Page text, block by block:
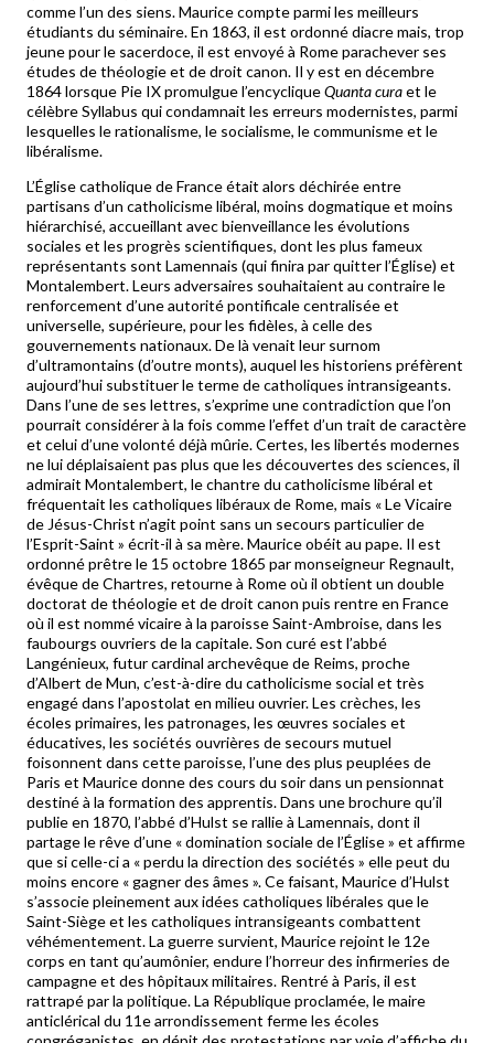
comme l’un des siens. Maurice compte parmi les meilleurs
étudiants du séminaire. En 1863, il est ordonné diacre mais, trop
jeune pour le sacerdoce, il est envoyé à Rome parachever ses
études de théologie et de droit canon. Il y est en décembre
1864 lorsque Pie IX promulgue l’encycliqueQuanta curaet le
célèbre Syllabus qui condamnait les erreurs modernistes, parmi
lesquelles le rationalisme, le socialisme, le communisme et le
libéralisme.
L’Église catholique de France était alors déchirée entre
partisans d’un catholicisme libéral, moins dogmatique et moins
hiérarchisé, accueillant avec bienveillance les évolutions
sociales et les progrès scientifiques, dont les plus fameux
représentants sont Lamennais (qui finira par quitter l’Église) et
Montalembert. Leurs adversaires souhaitaient au contraire le
renforcement d’une autorité pontificale centralisée et
universelle, supérieure, pour les fidèles, à celle des
gouvernements nationaux. De là venait leur surnom
d’ultramontains (d’outre monts), auquel les historiens préfèrent
aujourd’hui substituer le terme de catholiques intransigeants.
Dans l’une de ses lettres, s’exprime une contradiction que l’on
pourrait considérer à la fois comme l’effet d’un trait de caractère
et celui d’une volonté déjà mûrie. Certes, les libertés modernes
ne lui déplaisaient pas plus que les découvertes des sciences, il
admirait Montalembert, le chantre du catholicisme libéral et
fréquentait les catholiques libéraux de Rome, mais « Le Vicaire
de Jésus-Christ n’agit point sans un secours particulier de
l’Esprit-Saint » écrit-il à sa mère. Maurice obéit au pape. Il est
ordonné prêtre le 15 octobre 1865 par monseigneur Regnault,
évêque de Chartres, retourne à Rome où il obtient un double
doctorat de théologie et de droit canon puis rentre en France
où il est nommé vicaire à la paroisse Saint-Ambroise, dans les
faubourgs ouvriers de la capitale. Son curé est l’abbé
Langénieux, futur cardinal archevêque de Reims, proche
d’Albert de Mun, c’est-à-dire du catholicisme social et très
engagé dans l’apostolat en milieu ouvrier. Les crèches, les
écoles primaires, les patronages, les œuvres sociales et
éducatives, les sociétés ouvrières de secours mutuel
foisonnent dans cette paroisse, l’une des plus peuplées de
Paris et Maurice donne des cours du soir dans un pensionnat
destiné à la formation des apprentis. Dans une brochure qu’il
publie en 1870, l’abbé d’Hulst se rallie à Lamennais, dont il
partage le rêve d’une « domination sociale de l’Église » et affirme
que si celle-ci a « perdu la direction des sociétés » elle peut du
moins encore « gagner des âmes ». Ce faisant, Maurice d’Hulst
s’associe pleinement aux idées catholiques libérales que le
Saint-Siège et les catholiques intransigeants combattent
véhémentement. La guerre survient, Maurice rejoint le 12e
corps en tant qu’aumônier, endure l’horreur des infirmeries de
campagne et des hôpitaux militaires. Rentré à Paris, il est
rattrapé par la politique. La République proclamée, le maire
anticlérical du 11e arrondissement ferme les écoles